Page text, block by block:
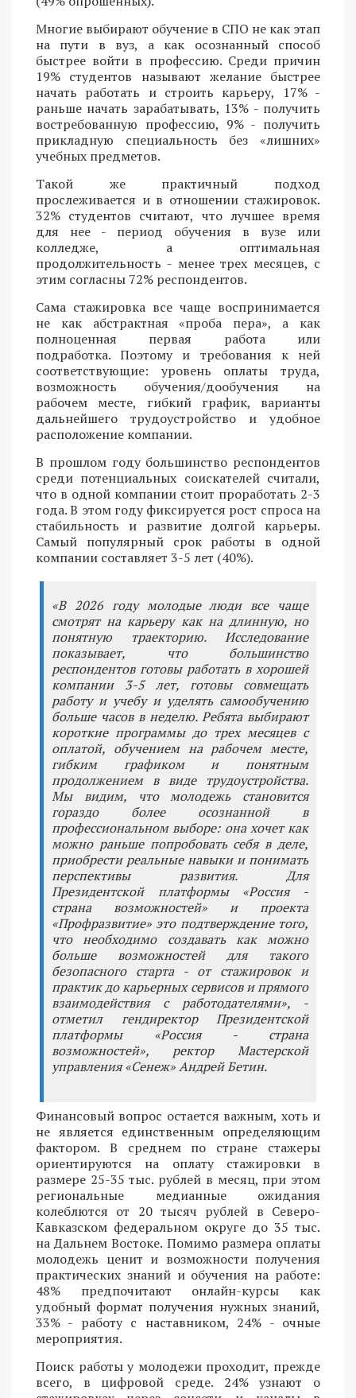
Многие выбирают обучение в СПО не как этап
на пути в вуз, а как осознанный способ
быстрее войти в профессию. Среди причин
19% студентов называют желание быстрее
начать работать и строить карьеру, 17% -
раньше начать зарабатывать, 13% - получить
востребованную профессию, 9% - получить
прикладную специальность без «лишних»
учебных предметов.
Такой же практичный подход
прослеживается и в отношении стажировок.
32% студентов считают, что лучшее время
для нее - период обучения в вузе или
колледже, а оптимальная
продолжительность - менее трех месяцев, с
этим согласны 72% респондентов.
Сама стажировка все чаще воспринимается
не как абстрактная «проба пера», а как
полноценная первая работа или
подработка. Поэтому и требования к ней
соответствующие: уровень оплаты труда,
возможность обучения/дообучения на
рабочем месте, гибкий график, варианты
дальнейшего трудоустройство и удобное
расположение компании.
В прошлом году большинство респондентов
среди потенциальных соискателей считали,
что в одной компании стоит проработать 2-3
года. В этом году фиксируется рост спроса на
стабильность и развитие долгой карьеры.
Самый популярный срок работы в одной
компании составляет 3-5 лет (40%).
«В 2026 году молодые люди все чаще
смотрят на карьеру как на длинную, но
понятную траекторию. Исследование
показывает, что большинство
респондентов готовы работать в хорошей
компании 3-5 лет, готовы совмещать
работу и учебу и уделять самообучению
больше часов в неделю. Ребята выбирают
короткие программы до трех месяцев с
оплатой, обучением на рабочем месте,
гибким графиком и понятным
продолжением в виде трудоустройства.
Мы видим, что молодежь становится
гораздо более осознанной в
профессиональном выборе: она хочет как
можно раньше попробовать себя в деле,
приобрести реальные навыки и понимать
перспективы развития. Для
Президентской платформы «Россия -
страна возможностей» и проекта
«Профразвитие» это подтверждение того,
что необходимо создавать как можно
больше возможностей для такого
безопасного старта - от стажировок и
практик до карьерных сервисов и прямого
взаимодействия с работодателями», -
отметил гендиректор Президентской
платформы «Россия - страна
возможностей», ректор Мастерской
управления «Сенеж» Андрей Бетин.
Финансовый вопрос остается важным, хоть и
не является единственным определяющим
фактором. В среднем по стране стажеры
ориентируются на оплату стажировки в
размере 25-35 тыс. рублей в месяц, при этом
региональные медианные ожидания
колеблются от 20 тысяч рублей в Северо-
Кавказском федеральном округе до 35 тыс.
на Дальнем Востоке. Помимо размера оплаты
молодежь ценит и возможности получения
практических знаний и обучения на работе:
48% предпочитают онлайн-курсы как
удобный формат получения нужных знаний,
33% - работу с наставником, 24% - очные
мероприятия.
Поиск работы у молодежи проходит, прежде
всего, в цифровой среде. 24% узнают о